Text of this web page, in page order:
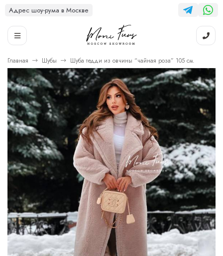
Адрес шоу-рума в Москве
Главная Шубы Шуба тедди из овчины “чайная роза” 105 см.